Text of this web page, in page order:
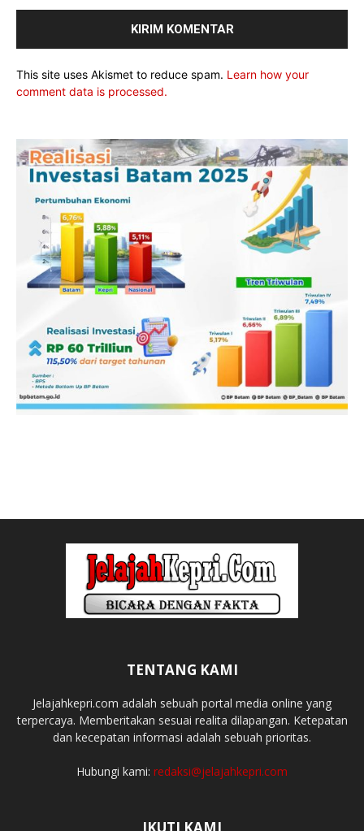
This site uses Akismet to reduce spam. Learn how your
comment data is processed.
TENTANG KAMI
Jelajahkepri.com adalah sebuah portal media online yang
terpercaya. Memberitakan sesuai realita dilapangan. Ketepatan
dan kecepatan informasi adalah sebuah prioritas.
Hubungi kami: redaksi@jelajahkepri.com